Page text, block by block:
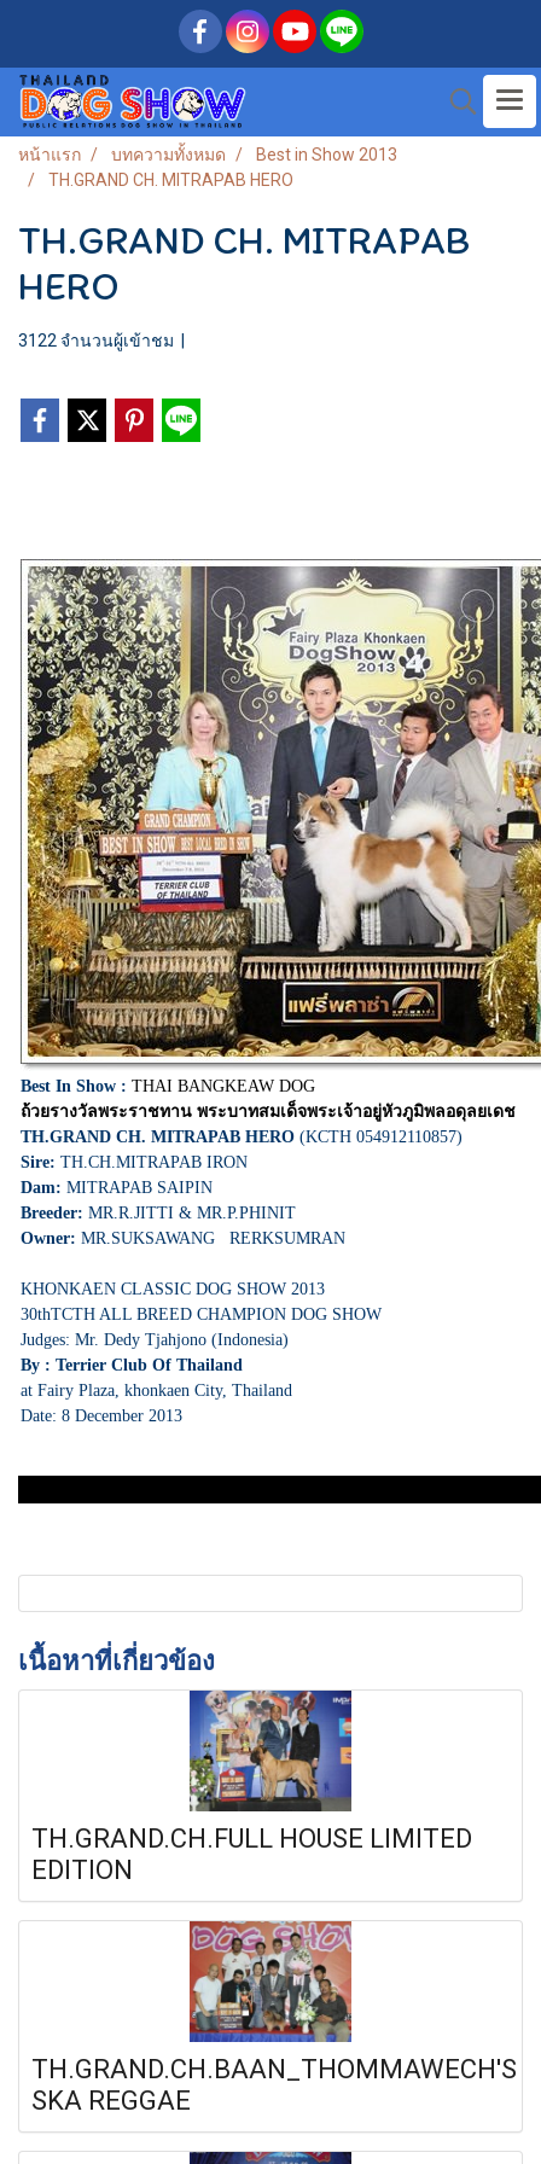
หน้าแรก บทความทั้งหมด
Best in Show 2013
TH.GRAND CH. MITRAPAB HERO
TH.GRAND CH. MITRAPAB
HERO
3122 จำนวนผู้เข้าชม
Best In Show : THAI BANGKEAW DOG
ถ้วยรางวัลพระราชทาน พระบาทสมเด็จพระเจ้าอยู่หัวภูมิพลอดุลยเดช
TH.GRAND CH. MITRAPAB HERO (KCTH 054912110857)
Sire: TH.CH.MITRAPAB IRON
Dam: MITRAPAB SAIPIN
Breeder: MR.R.JITTI & MR.P.PHINIT
Owner: MR.SUKSAWANG RERKSUMRAN
KHONKAEN CLASSIC DOG SHOW 2013
30thTCTH ALL BREED CHAMPION DOG SHOW
Judges: Mr. Dedy Tjahjono (Indonesia)
By : Terrier Club Of Thailand
at Fairy Plaza, khonkaen City, Thailand
Date: 8 December 2013
เนื้อหาที่เกี่ยวข้อง
TH.GRAND.CH.FULL HOUSE LIMITED
EDITION
TH.GRAND.CH.BAAN_THOMMAWECH'S
SKA REGGAE